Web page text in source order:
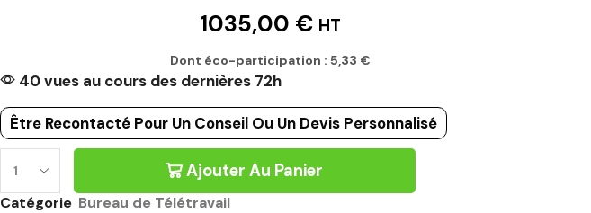
1035,00 € HT
Dont éco-participation : 5,33 €
40 vues au cours des dernières 72h
Être Recontacté Pour Un Conseil Ou Un Devis Personnalisé
Ajouter Au Panier
Catégorie Bureau de Télétravail